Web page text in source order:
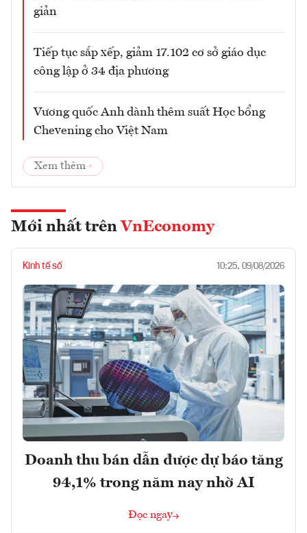
giản
Tiếp tục sắp xếp, giảm 17.102 cơ sở giáo dục
công lập ở 34 địa phương
Vương quốc Anh dành thêm suất Học bổng
Chevening cho Việt Nam
Xem thêm
Mới nhất trên VnEconomy
Kinh tế số 10:25, 09/08/2026
Doanh thu bán dẫn được dự báo tăng
94,1% trong năm nay nhờ AI
Đọc ngay